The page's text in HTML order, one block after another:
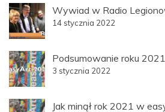
Wywiad w Radio
14 stycznia 2022
Podsumowanie roku
3 stycznia 2022
Jak minął rok 2021 w